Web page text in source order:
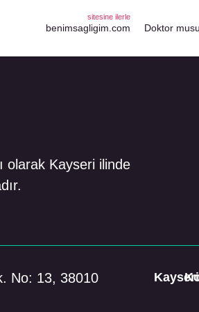
benimsagligim.com
sitesine ilerle
Doktor
olarak Kayseri ilinde
No: 13, 38010 Kayseri